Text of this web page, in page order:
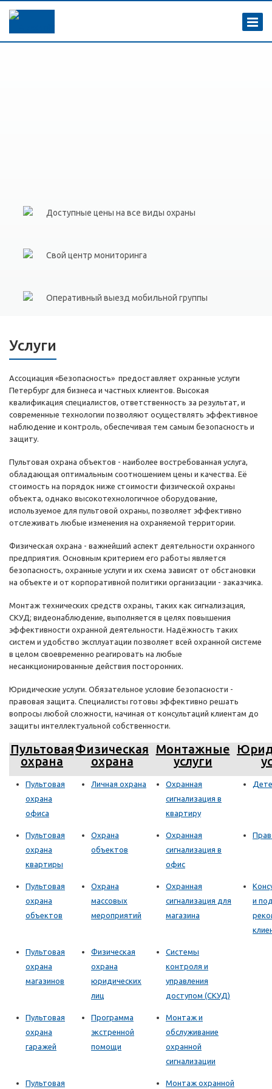
Доступные цены на все виды охраны
Свой центр мониторинга
Оперативный выезд мобильной группы
Услуги
Ассоциация «Безопасность» предоставляет охранные услуги
Петербург для бизнеса и частных клиентов. Высокая
квалификация специалистов, ответственность за результат, и
современные технологии позволяют осуществлять эффективное
наблюдение и контроль, обеспечивая тем самым безопасность и
защиту.
Пультовая охрана объектов - наиболее востребованная услуга,
обладающая оптимальным соотношением цены и качества. Её
стоимость на порядок ниже стоимости физической охраны
объекта, однако высокотехнологичное оборудование,
используемое для пультовой охраны, позволяет эффективно
отслеживать любые изменения на охраняемой территории.
Физическая охрана - важнейший аспект деятельности охранного
предприятия. Основным критерием его работы является
безопасность, охранные услуги и их схема зависят от обстановки
на объекте и от корпоративной политики организации - заказчика.
Монтаж технических средств охраны, таких как сигнализация,
СКУД; видеонаблюдение, выполняется в целях повышения
эффективности охранной деятельности. Надёжность таких
систем и удобство эксплуатации позволяет всей охранной системе
в целом своевременно реагировать на любые
несанкционированные действия посторонних.
Юридические услуги. Обязательное условие безопасности -
правовая защита. Специалисты готовы эффективно решать
вопросы любой сложности, начиная от консультаций клиентам до
защиты интеллектуальной собственности.
Пультовая
охрана
Физическая
охрана
Монтажные
услуги
Пультовая
охрана
офиса
Личная охрана
Охранная
сигнализация в
квартиру
Пультовая
охрана
квартиры
Охрана
объектов
Охранная
сигнализация в
офис
Пультовая
охрана
объектов
Охрана
массовых
мероприятий
Охранная
сигнализация для
магазина
и
Пультовая
охрана
магазинов
Физическая
охрана
юридических
лиц
Системы
контроля и
управления
доступом (СКУД)
Пультовая
охрана
гаражей
Программа
экстренной
помощи
Монтаж и
обслуживание
охранной
сигнализации
Пультовая Монтаж охранной